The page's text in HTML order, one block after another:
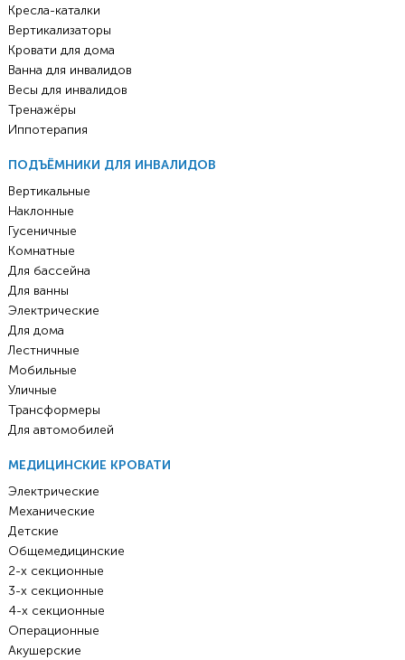
Кресла-каталки
Вертикализаторы
Кровати для дома
Ванна для инвалидов
Весы для инвалидов
Тренажёры
Иппотерапия
ПОДЪЁМНИКИ ДЛЯ ИНВАЛИДОВ
Вертикальные
Наклонные
Гусеничные
Комнатные
Для бассейна
Для ванны
Электрические
Для дома
Лестничные
Мобильные
Уличные
Трансформеры
Для автомобилей
МЕДИЦИНСКИЕ КРОВАТИ
Электрические
Механические
Детские
Общемедицинские
2-х секционные
3-х секционные
4-х секционные
Операционные
Акушерские